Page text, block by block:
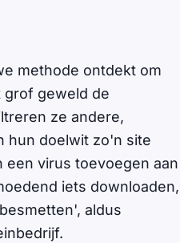
methode ontdekt om
grof geweld de
ze andere,
hun doelwit zo'n site
een virus toevoegen aan
iets downloaden,
aldus